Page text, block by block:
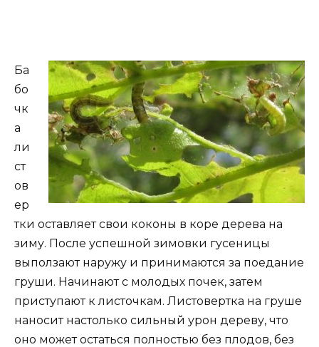
Ба
бо
чк
а
ли
ст
ов
ер
тки оставляет свои коконы в коре дерева на
зиму. После успешной зимовки гусеницы
выползают наружу и принимаются за поедание
груши. Начинают с молодых почек, затем
приступают к листочкам. Листовертка на груше
наносит настолько сильный урон дереву, что
оно может остаться полностью без плодов, без